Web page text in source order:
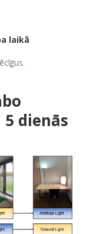
laikā
dienās